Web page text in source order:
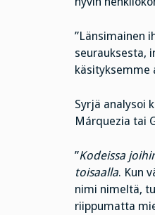
”Länsimainen
seurauksesta,
käsityksemme
Syrjä analysoi
Márquezia tai
”Kodeissa
toisaalla. Kun
nimi nimeltä,
riippumatta